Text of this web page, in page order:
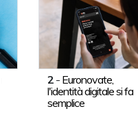
2 - Euronovate,
l'identità digitale si fa
semplice